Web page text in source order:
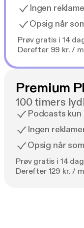
Ingen
Opsig når
Prøv gratis i 14
Derefter 99 kr. /
Premium
100 timers
Podcasts kun
Ingen
Opsig når
Prøv gratis i 14
Derefter 129 kr. /